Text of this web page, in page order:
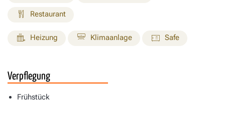
Restaurant
Heizung Klimaanlage Safe
Verpflegung
Frühstück